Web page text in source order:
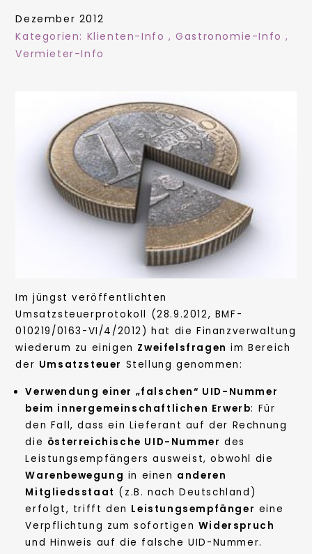
Dezember 2012
Kategorien: Klienten-Info ,Gastronomie-Info ,
Vermieter-Info
Im jüngst veröffentlichten
Umsatzsteuerprotokoll (28.9.2012, BMF-
010219/0163-VI/4/2012) hat die Finanzverwaltung
wiederum zu einigen Zweifelsfragen im Bereich
der Umsatzsteuer Stellung genommen:
Verwendung einer „falschen“ UID-Nummer
beim innergemeinschaftlichen Erwerb: Für
den Fall, dass ein Lieferant auf der Rechnung
die österreichische UID-Nummer des
Leistungsempfängers ausweist, obwohl die
Warenbewegung in einen anderen
Mitgliedsstaat (z.B. nach Deutschland)
erfolgt, trifft den Leistungsempfänger eine
Verpflichtung zum sofortigen Widerspruch
und Hinweis auf die falsche UID-Nummer.